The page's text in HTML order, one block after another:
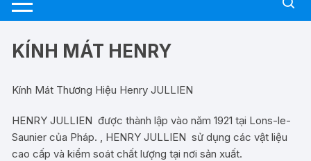
KÍNH MÁT HENRY
Kính Mát Thương Hiệu Henry JULLIEN
HENRY JULLIEN được thành lập vào năm 1921 tại Lons-le-
Saunier của Pháp. , HENRY JULLIEN sử dụng các vật liệu
cao cấp và kiểm soát chất lượng tại nơi sản xuất.